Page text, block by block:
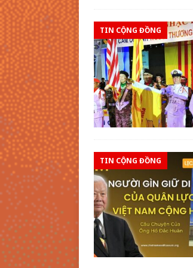
TIN CỘNG ĐỒNG
TIN CỘNG ĐỒNG